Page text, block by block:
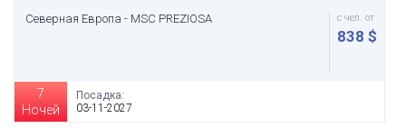
Северная Европа - MSC PREZIOSA с чел. от
838 $
7
Ночей
Посадка:
03-11-2027